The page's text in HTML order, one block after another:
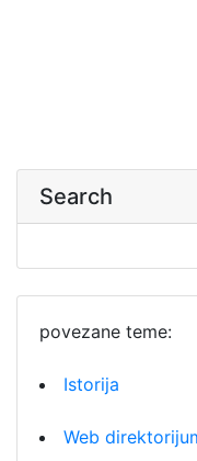
Search
povezane teme:
Istorija
Web